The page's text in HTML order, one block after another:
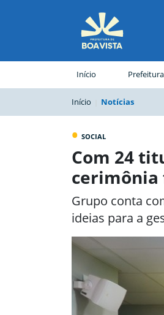
Início Prefeitura
Início Notícias
• SOCIAL
Com 24
cerimônia
Grupo conta
ideias para a